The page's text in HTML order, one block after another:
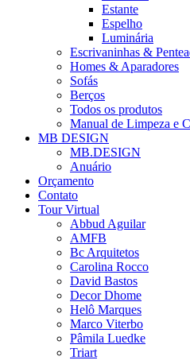
Estante
Espelho
Luminária
Escrivaninhas &
Homes & Aparadores
Sofás
Berços
Todos os produtos
Manual de Limpeza e
MB DESIGN
MB.DESIGN
Anuário
Orçamento
Contato
Tour Virtual
Abbud Aguilar
AMFB
Bc Arquitetos
Carolina Rocco
David Bastos
Decor Dhome
Helô Marques
Marco Viterbo
Pâmila Luedke
Triart